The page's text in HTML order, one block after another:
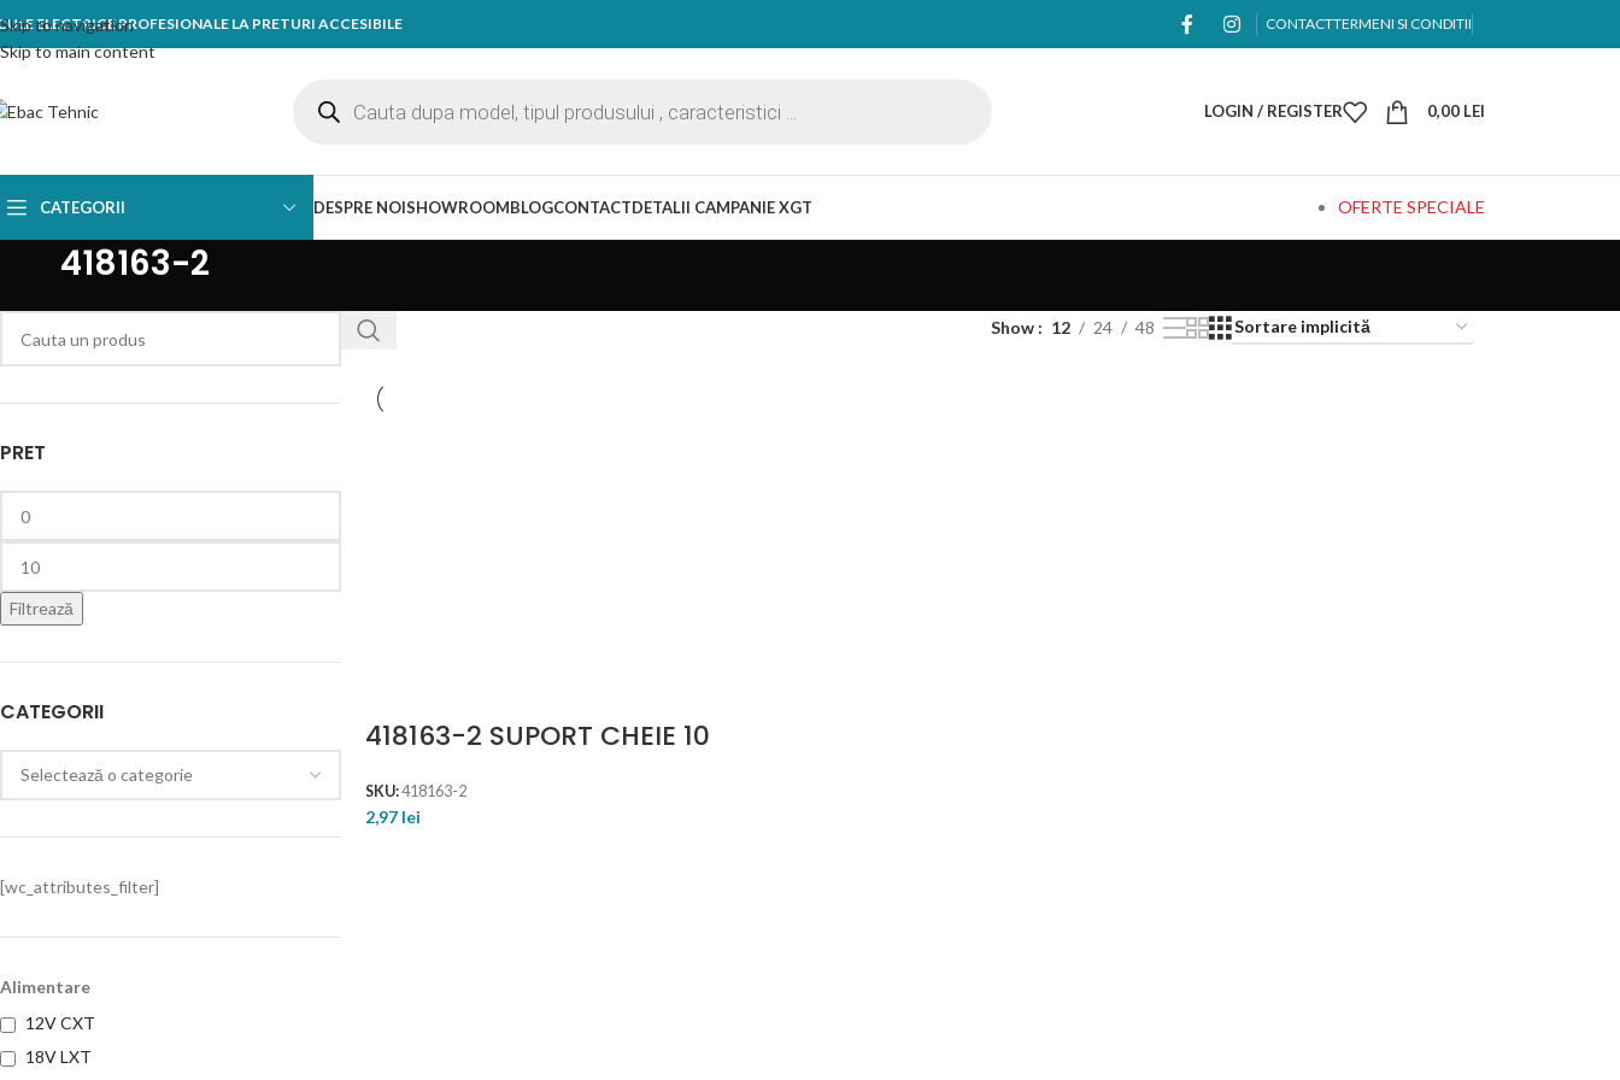
Skip to navigation
Skip to main content
ELECTRICE PROFESIONALE LA PRETURI ACCESIBILE CONTACTTERMENI SI CONDITII
LOGIN / REGISTER 0,00 LEI
CATEGORII DESPRE NOISHOWROOMBLOGCONTACTDETALII CAMPANIE XGT OFERTE SPECIALE
418163-2
PRET
Filtrează
CATEGORII
[wc_attributes_filter]
Alimentare
12V CXT
18V LXT
Show 12 24 48
418163-2 SUPORT CHEIE 10
SKU:418163-2
2,97 lei